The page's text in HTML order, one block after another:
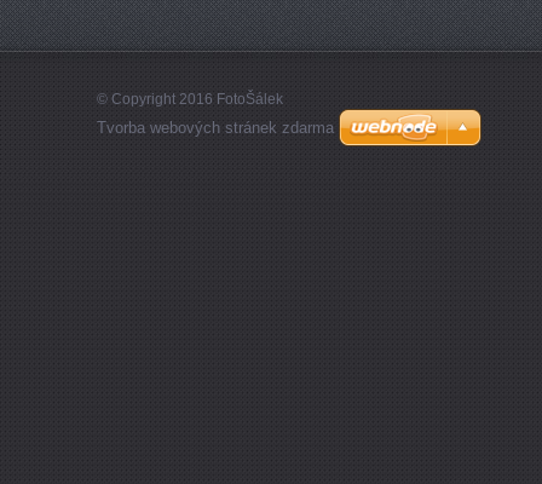
© Copyright 2016 FotoŠálek
Tvorba webových stránek zdarma